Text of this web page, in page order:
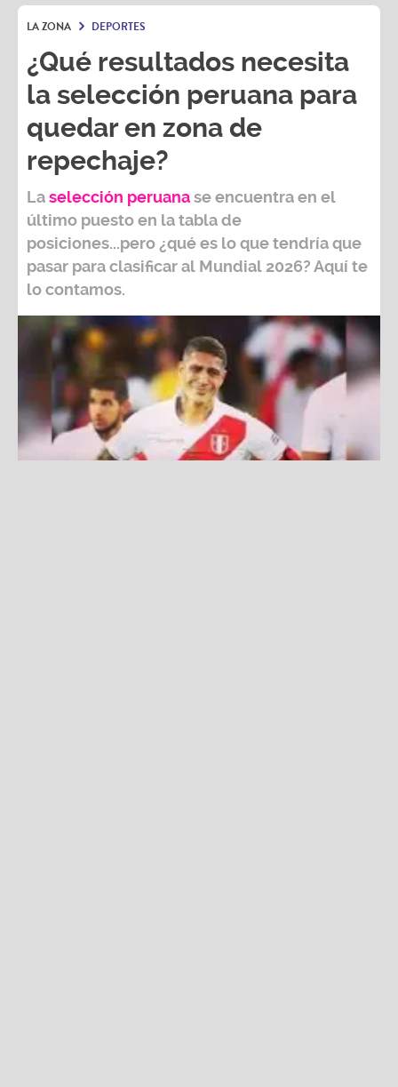
LA ZONA DEPORTES
¿Qué resultados necesita
la selección peruana para
quedar en zona de
repechaje?
selección peruana
último puesto en la tabla de
posiciones...pero ¿qué es lo que tendría que
pasar para clasificar alMundial 2026?Aquí te
lo contamos.